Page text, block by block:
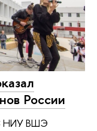
России
НИУ ВШЭ